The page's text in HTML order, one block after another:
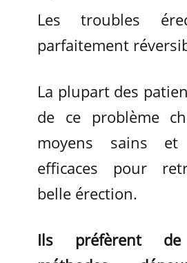
Les troubles
parfaitement
La plupart des
de ce problème
moyens sains et
efficaces pour
belle érection.
Ils préfèrent